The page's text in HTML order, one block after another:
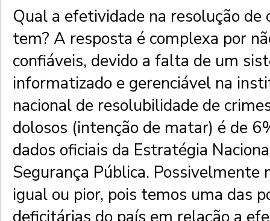
Qual a efetividade na resolução de
tem? A resposta é complexa por
confiáveis, devido a falta de um
informatizado e gerenciável na
nacional de resolubilidade de
dolosos (intenção de matar) é de
dados oficiais da Estratégia
Segurança Pública. Possivelmente
igual ou pior, pois temos uma das